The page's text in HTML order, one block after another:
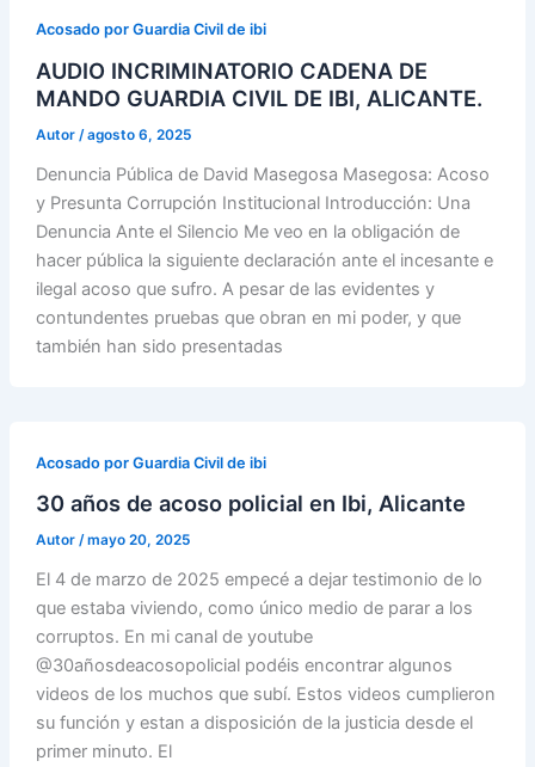
Acosado por Guardia Civil de ibi
AUDIO INCRIMINATORIO CADENA DE
MANDO GUARDIA CIVIL DE IBI, ALICANTE.
Autor /agosto 6, 2025
Denuncia Pública de David Masegosa Masegosa: Acoso
y Presunta Corrupción Institucional Introducción: Una
Denuncia Ante el Silencio Me veo en la obligación de
hacer pública la siguiente declaración ante el incesante e
ilegal acoso que sufro. A pesar de las evidentes y
contundentes pruebas que obran en mi poder, y que
también han sido presentadas
Acosado por Guardia Civil de ibi
30 años de acoso policial en Ibi, Alicante
Autor /mayo 20, 2025
El 4 de marzo de 2025 empecé a dejar testimonio de lo
que estaba viviendo, como único medio de parar a los
corruptos. En mi canal de youtube
@30añosdeacosopolicial podéis encontrar algunos
videos de los muchos que subí. Estos videos cumplieron
su función y estan a disposición de la justicia desde el
primer minuto. El